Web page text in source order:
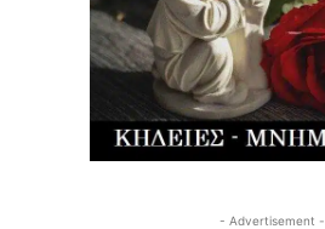
- Advertisement -